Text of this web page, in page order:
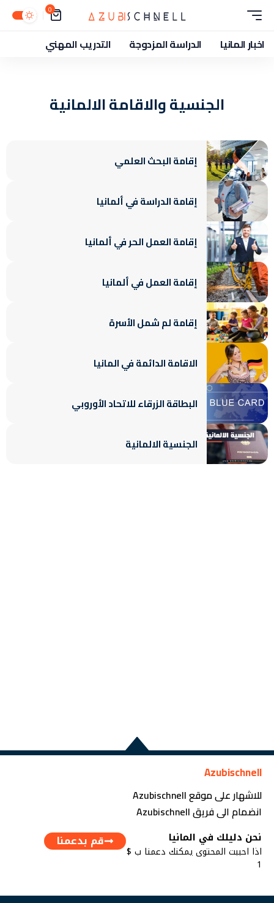
0
اخبار المانيا الدراسة المزدوجة التدريب المهني
الجنسية والاقامة الالمانية
إقامة البحث العلمي
إقامة الدراسة في ألمانيا
إقامة العمل الحر في ألمانيا
إقامة العمل في ألمانيا
إقامة لم شمل الأسرة
الاقامة الدائمة في المانيا
البطاقة الزرقاء للاتحاد الأوروبي
الجنسية الالمانية
Azubischnell
للاشهار على موقع Azubischnell
انضمام الى فريق Azubischnell
نحن دليلك في المانيا
اذا احببت المحتوى يمكنك دعمنا ب $
1
قم بدعمنا